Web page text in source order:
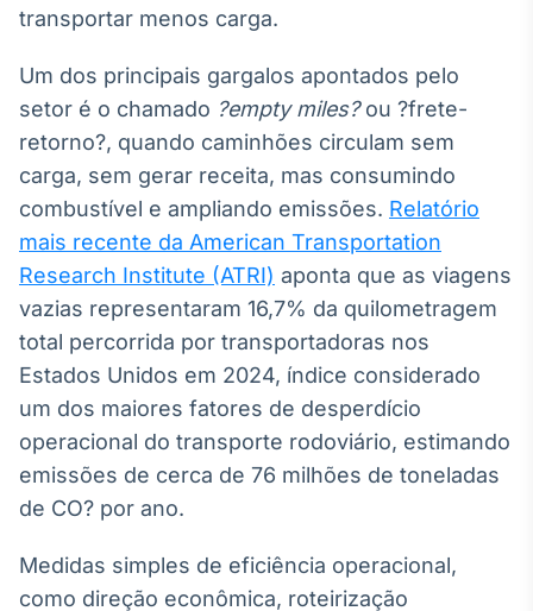
Fundos
A melhor
plataforma para
de investimento
no Brasil
IA
Em breve
BroadFast
Em breve
Gestão de
transportar menos carga.
Um dos principais gargalos apontados pelo
setor é o chamado ?empty miles?ou ?frete-
retorno?, quando caminhões circulam sem
carga, sem gerar receita, mas consumindo
combustível e ampliando emissões. Relatório
mais recente da American Transportation
Research Institute (ATRI) aponta que as viagens
vazias representaram 16,7% da quilometragem
total percorrida por transportadoras nos
Estados Unidos em 2024, índice considerado
um dos maiores fatores de desperdício
operacional do transporte rodoviário, estimando
emissões de cerca de 76 milhões de toneladas
de CO? por ano.
Medidas simples de eficiência operacional,
como direção econômica, roteirização